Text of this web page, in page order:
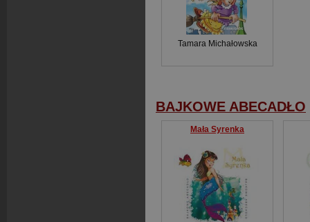
Tamara Michałowska
BAJKOWE ABECADŁO
Mała Syrenka